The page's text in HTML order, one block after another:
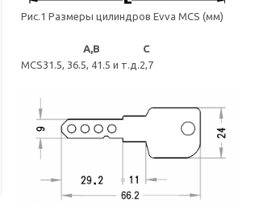
Рис.1 Размеры цилиндров Evva MCS (мм)
A,B
C
MCS31.5, 36.5, 41.5 и т.д.2,7